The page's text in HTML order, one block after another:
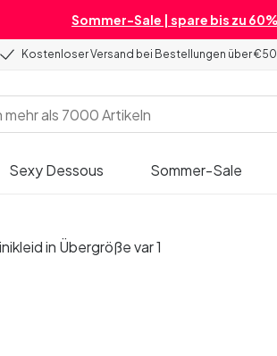
Sommer-Sale | spare bis zu 60%
Kostenloser Versand bei Bestellungen über €50
Sexy Dessous Sommer-Sale